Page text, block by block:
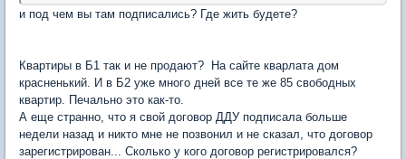
и под чем вы там подписались? Где жить будете?
Квартиры в Б1 так и не продают? На сайте кварлата дом
красненький. И в Б2 уже много дней все те же 85 свободных
квартир. Печально это как-то.
А еще странно, что я свой договор ДДУ подписала больше
недели назад и никто мне не позвонил и не сказал, что договор
зарегистрирован... Сколько у кого договор регистрировался?